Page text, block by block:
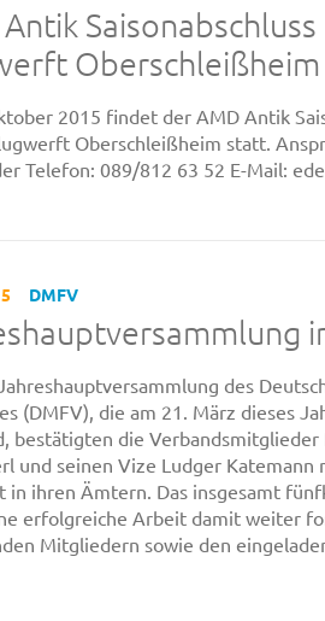
Oberschleißheim
2015 findet der AMD Antik
Oberschleißheim statt.
Telefon: 089/812 63 52 E-Mail:
DMFV
des
(DMFV), die am 21. März dieses
bestätigten die Verbandsmitglieder
und seinen Vize Ludger
in ihren Ämtern. Das insgesamt
erfolgreiche Arbeit damit weiter
Mitgliedern sowie den